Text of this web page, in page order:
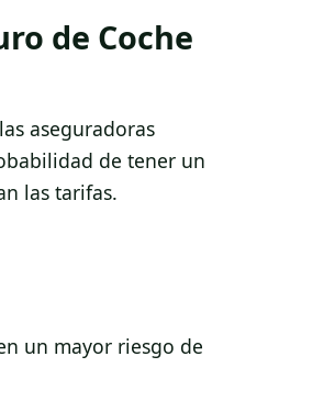
de Coche
aseguradoras
de tener un
las tarifas.
un mayor riesgo de